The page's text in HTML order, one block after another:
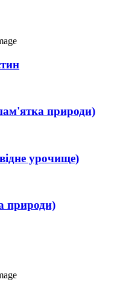
природи)
урочище)
природи)